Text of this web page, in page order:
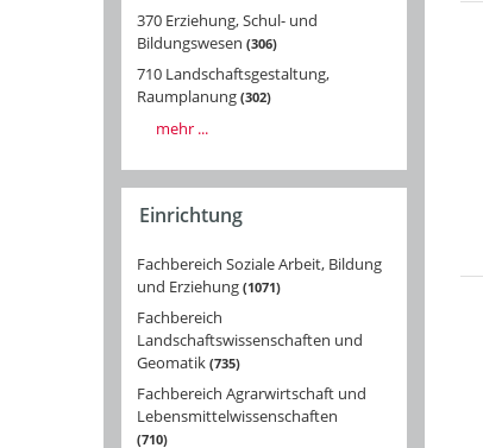
370 Erziehung, Schul- und
Bildungswesen 306
710 Landschaftsgestaltung,
Raumplanung 302
mehr ...
Einrichtung
Fachbereich Soziale Arbeit, Bildung
und Erziehung 1071
Fachbereich
Landschaftswissenschaften und
Geomatik 735
Fachbereich Agrarwirtschaft und
Lebensmittelwissenschaften
710